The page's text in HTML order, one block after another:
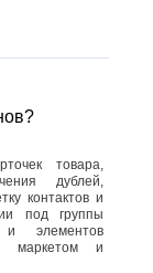
товара,
дублей,
контактов и
под группы
и элементов
маркетом и